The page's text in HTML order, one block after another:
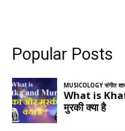
Popular Posts